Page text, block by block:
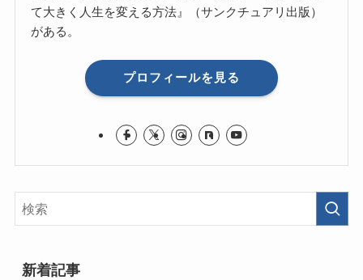
て大きく人生を変える方法』（サンクチュアリ出版）
がある。
プロフィールを見る
新着記事